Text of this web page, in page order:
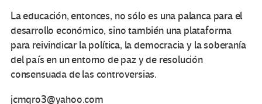
La educación, entonces, no sólo es una palanca para el
desarrollo económico, sino también una plataforma
para reivindicar la política, la democracia y la soberanía
del país en un entorno de paz y de resolución
consensuada de las controversias.
jcmqro3@yahoo.com